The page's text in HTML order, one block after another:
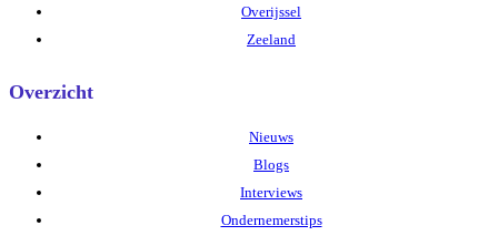
Overijssel
Zeeland
Overzicht
Nieuws
Blogs
Interviews
Ondernemerstips